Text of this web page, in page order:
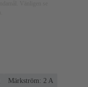
Märkström: ‌2 A